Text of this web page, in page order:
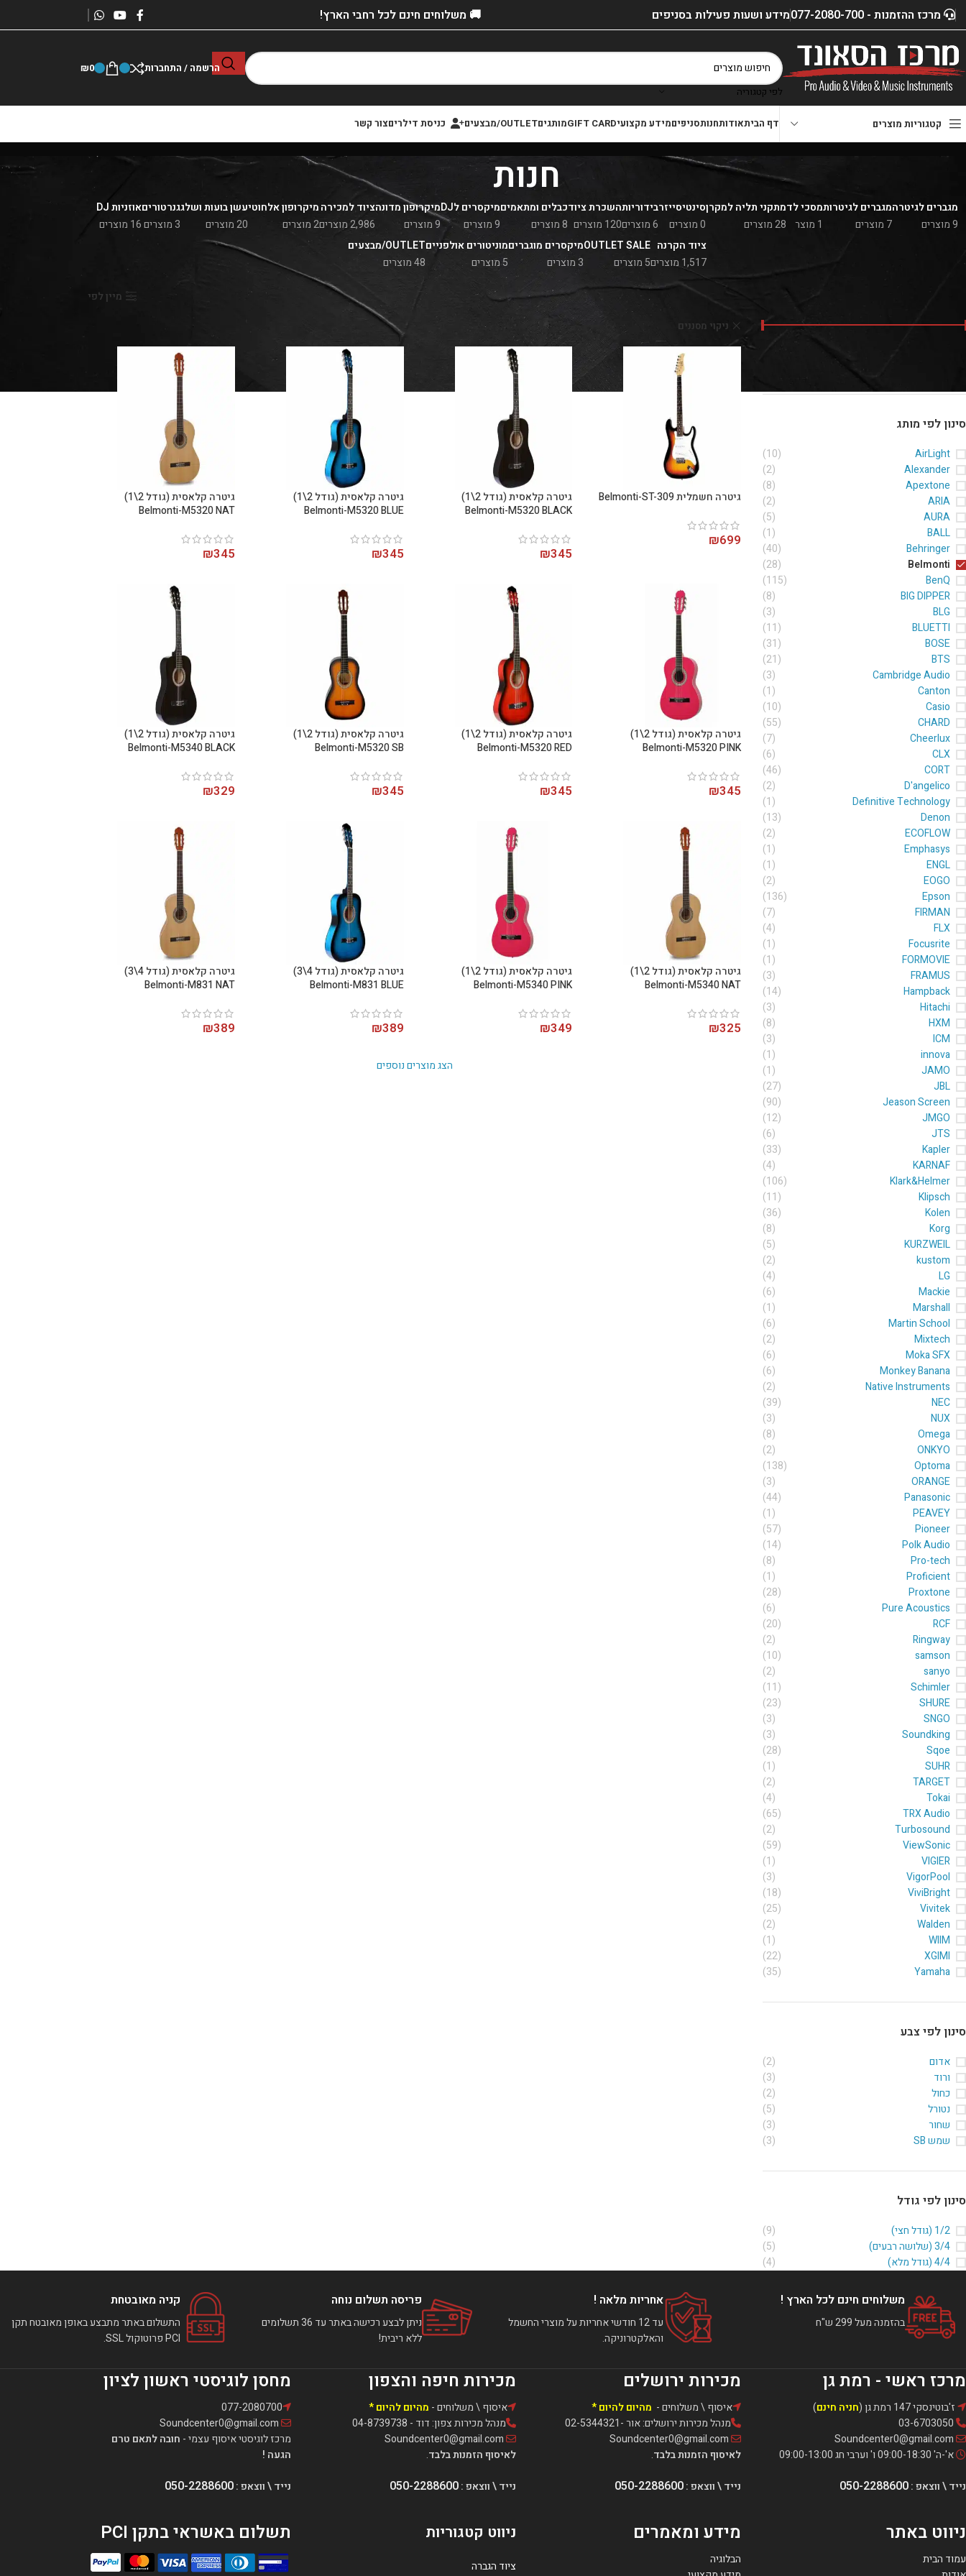
מרכז ההזמנות - 077-2080-700 מידע ושעות פעילות בסניפים 🚚 משלוחים חינם לכל רחבי הארץ!
לפי קטגוריה
הרשמה / התחברות ₪0
קטגוריות מוצרים דף הביתאודותחנותסניפיםמידע מקצועיGIFT CARDמותגיםOUTLET/מבצעים כניסת דילריםצור קשר
חנות
מגברים לגיטרה
9 מוצרים
מגברים לגיטרות
7 מוצרים
מסכי לד
1 מוצר
מתקני תליה למקרן
28 מוצרים
סינטיסייזר
0 מוצרים
בידוריות
6 מוצרים
השכרת ציוד
120 מוצרים
כבלים ומתאמים
8 מוצרים
מיקסרים לDJ
9 מוצרים
מיקרופון מדונה
9 מוצרים
ציוד למכירה
2,986 מוצרים
מיקרופון אלחוטי
2 מוצרים
עשן בועות ושלג
20 מוצרים
גנרטורים
3 מוצרים
אוזניות DJ
16 מוצרים
ציוד הקרנה
1,517 מוצרים
OUTLET SALE
5 מוצרים
מיקסרים מוגברים
3 מוצרים
מוניטורים אולפניים
5 מוצרים
OUTLET/מבצעים
48 מוצרים
סינון לפי מותג
AirLight
(10)
Alexander
(2)
Apextone
(8)
ARIA
(2)
AURA
(5)
BALL
(1)
Behringer
(40)
Belmonti
(28)
BenQ
(115)
BIG DIPPER
(8)
BLG
(3)
BLUETTI
(11)
BOSE
(31)
BTS
(21)
Cambridge Audio
(3)
Canton
(1)
Casio
(10)
CHARD
(55)
Cheerlux
(7)
CLX
(6)
CORT
(46)
D'angelico
(2)
Definitive Technology
(1)
Denon
(13)
ECOFLOW
(2)
Emphasys
(1)
ENGL
(1)
EOGO
(2)
Epson
(136)
FIRMAN
(7)
FLX
(4)
Focusrite
(1)
FORMOVIE
(1)
FRAMUS
(3)
Hampback
(14)
Hitachi
(3)
HXM
(8)
ICM
(3)
innova
(1)
JAMO
(1)
JBL
(27)
Jeason Screen
(90)
JMGO
(12)
JTS
(6)
Kapler
(33)
KARNAF
(4)
Klark&Helmer
(106)
Klipsch
(11)
Kolen
(36)
Korg
(8)
KURZWEIL
(5)
kustom
(2)
LG
(4)
Mackie
(6)
Marshall
(1)
Martin School
(6)
Mixtech
(2)
Moka SFX
(6)
Monkey Banana
(6)
Native Instruments
(2)
NEC
(39)
NUX
(3)
Omega
(8)
ONKYO
(2)
Optoma
(138)
ORANGE
(3)
Panasonic
(44)
PEAVEY
(1)
Pioneer
(57)
Polk Audio
(14)
Pro-tech
(8)
Proficient
(1)
Proxtone
(28)
Pure Acoustics
(6)
RCF
(20)
Ringway
(2)
samson
(10)
sanyo
(2)
Schimler
(11)
SHURE
(23)
SNGO
(3)
Soundking
(3)
Sqoe
(28)
SUHR
(1)
TARGET
(2)
Tokai
(4)
TRX Audio
(65)
Turbosound
(2)
ViewSonic
(59)
VIGIER
(1)
VigorPool
(3)
ViviBright
(18)
Vivitek
(25)
Walden
(2)
WIIM
(1)
XGIMI
(22)
Yamaha
(35)
סינון לפי צבע
אדום
(2)
ורוד
(3)
כחול
(2)
נטורל
(5)
שחור
(3)
שמש SB
(3)
סינון לפי גודל
1/2 (גודל חצי)
(9)
3/4 (שלושה רבעים)
(5)
4/4 (גודל מלא)
(4)
הצג מיין לפי
ניקוי מסננים
גיטרה חשמלית Belmonti-ST-309
₪699
גיטרה קלאסית (גודל 2\1)
Belmonti-M5320 BLACK
₪345
גיטרה קלאסית (גודל 2\1)
Belmonti-M5320 BLUE
₪345
גיטרה קלאסית (גודל 2\1)
Belmonti-M5320 NAT
₪345
גיטרה קלאסית (גודל 2\1)
Belmonti-M5320 PINK
₪345
גיטרה קלאסית (גודל 2\1)
Belmonti-M5320 RED
₪345
גיטרה קלאסית (גודל 2\1)
Belmonti-M5320 SB
₪345
גיטרה קלאסית (גודל 2\1)
Belmonti-M5340 BLACK
₪329
גיטרה קלאסית (גודל 2\1)
Belmonti-M5340 NAT
₪325
גיטרה קלאסית (גודל 2\1)
Belmonti-M5340 PINK
₪349
גיטרה קלאסית (גודל 4\3)
Belmonti-M831 BLUE
₪389
גיטרה קלאסית (גודל 4\3)
Belmonti-M831 NAT
₪389
הצג מוצרים נוספים
משלוחים חינם לכל הארץ !
בהזמנה מעל 299 ש"ח
אחריות מלאה !
עד 12 חודשי אחריות על מוצרי החשמל
והאלקטרוניקה.
פריסה תשלום נוחה
ניתן לבצע רכישה באתר עד 36 תשלומים
ללא ריבית!
קניה מאובטחת
התשלום באתר מתבצע באופן מאובטח תקן
PCI פרוטוקול SSL.
מחסן לוגיסטי ראשון לציון
077-2080700
Soundcenter0@gmail.com
מרכז לוגיסטי איסוף עצמי - חובה לתאם טרם
הגעה !
נייד \ ווצאפ :050-2288600
תשלום באשראי בתקן PCI
מכירות חיפה והצפון
איסוף \ משלוחים - מהיום להיום *
מנהל מכירות צפון: דוד - 04-8739738
Soundcenter0@gmail.com
לאיסוף הזמנות בלבד.
נייד \ ווצאפ :050-2288600
ניווט קטגוריות
ציוד הגברה
מכירות ירושלים
איסוף \ משלוחים - מהיום להיום *
מנהל מכירות ירושלים: אור -02-5344321
Soundcenter0@gmail.com
לאיסוף הזמנות בלבד.
נייד \ ווצאפ :050-2288600
מידע ומאמרים
הבלוגיה
מרכז ראשי - רמת גן
ז'בוטינסקי 147 רמת גן ( חניה חינם)
א'-ה' 09:00-18:30 ו' וערבי חג 09:00-13:00
נייד \ ווצאפ :050-2288600
ניווט באתר
עמוד הבית